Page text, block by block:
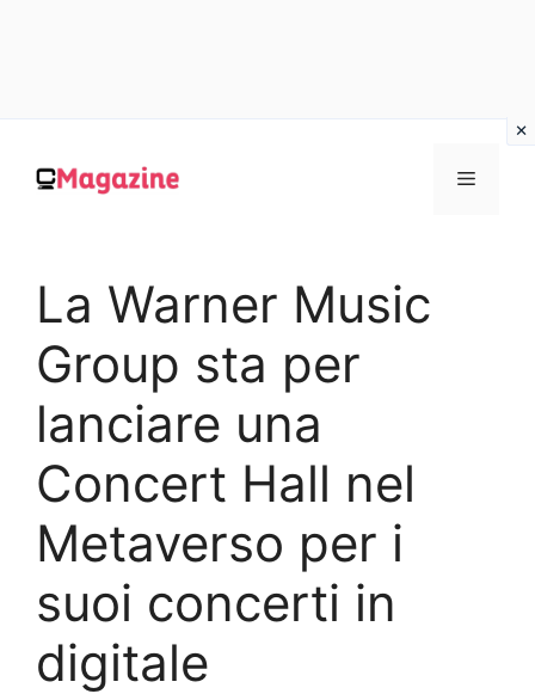
contenuto
MENU
La Warner Music
Group sta per
lanciare una
Concert Hall nel
Metaverso per i
suoi concerti in
digitale